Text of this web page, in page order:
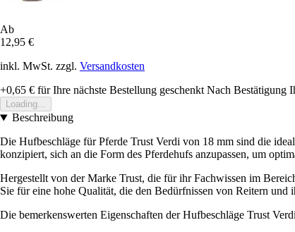
Ab
12,95 €
inkl. MwSt. zzgl. Versandkosten
+0,65 € für Ihre nächste Bestellung geschenkt Nach Bestätigung
Loading...
Beschreibung
Die Hufbeschläge für Pferde Trust Verdi von 18 mm sind die
konzipiert, sich an die Form des Pferdehufs anzupassen, um
Hergestellt von der Marke Trust, die für ihr Fachwissen im
Sie für eine hohe Qualität, die den Bedürfnissen von Reitern und
Die bemerkenswerten Eigenschaften der Hufbeschläge Trust